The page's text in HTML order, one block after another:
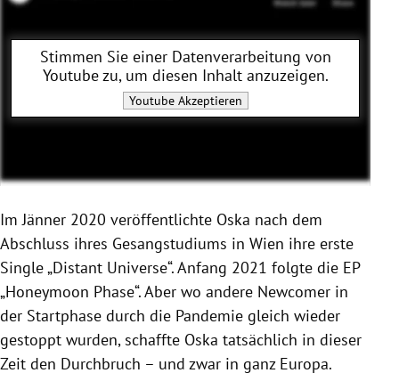
Stimmen Sie einer Datenverarbeitung von
Youtubezu, um diesen Inhalt anzuzeigen.
YoutubeAkzeptieren
Im Jänner 2020 veröffentlichte Oska nach dem
Abschluss ihres Gesangstudiums in Wien ihre erste
Single „Distant Universe“. Anfang 2021 folgte die EP
„Honeymoon Phase“. Aber wo andere Newcomer in
der Startphase durch die Pandemie gleich wieder
gestoppt wurden, schaffte Oska tatsächlich in dieser
Zeit den Durchbruch – und zwar in ganz Europa.